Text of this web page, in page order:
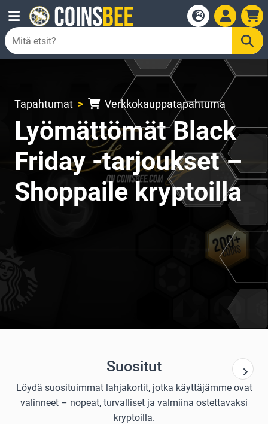
Tapahtumat Verkkokauppatapahtuma
Lyömättömät Black
Friday -tarjoukset –
Shoppaile kryptoilla
Suositut
Löydä suosituimmat lahjakortit, jotka käyttäjämme ovat
valinneet – nopeat, turvalliset ja valmiina ostettavaksi
kryptoilla.